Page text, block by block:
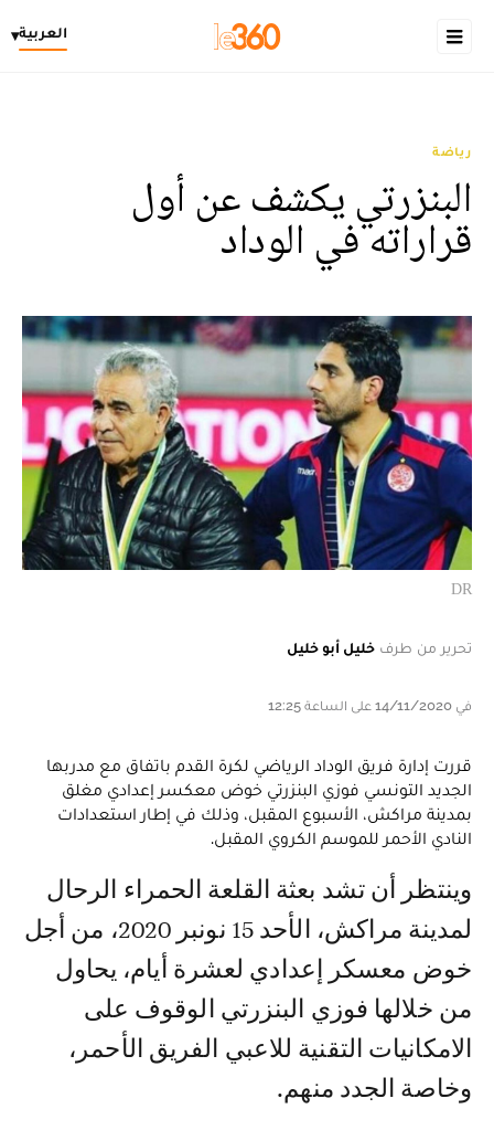
العربية▾
رياضة
البنزرتي يكشف عن أول
قراراته في الوداد
DR
تحرير من طرف خليل أبو خليل
في 14/11/2020 على الساعة 12:25
قررت إدارة فريق الوداد الرياضي لكرة القدم باتفاق مع مدربها
الجديد التونسي فوزي البنزرتي خوض معكسر إعدادي مغلق
بمدينة مراكش، الأسبوع المقبل، وذلك في إطار استعدادات
النادي الأحمر للموسم الكروي المقبل.
وينتظر أن تشد بعثة القلعة الحمراء الرحال
لمدينة مراكش، الأحد 15 نونبر 2020، من أجل
خوض معسكر إعدادي لعشرة أيام، يحاول
من خلالها فوزي البنزرتي الوقوف على
الامكانيات التقنية للاعبي الفريق الأحمر،
وخاصة الجدد منهم.